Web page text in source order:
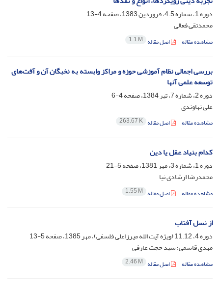
دوره 1، شماره 4.5، فروردین 1383، صفحه
4-13
محمدتقی فعالی
مشاهده مقاله اصل مقاله 1.1 M
بررسی اجمالی نظام آموزشی حوزه و مراکز وابسته به نخبگان آن و آفت‌های
توسعه علمی آنها
دوره 2، شماره 7، تیر 1384، صفحه
4-6
علی نهاوندی
مشاهده مقاله اصل مقاله 263.67 K
کدام بنیاد عقل یا دین
دوره 1، شماره 3، مهر 1381، صفحه
5-21
محمدرضا ارشادی نیا
مشاهده مقاله اصل مقاله 1.55 M
از نسل آفتاب
دوره 4، 11.12 (ویژه آیت الله میرزاعلی فلسفی)، مهر 1385، صفحه
5-13
مهدی قاسمی؛ سید حجت عارفی
مشاهده مقاله اصل مقاله 2.46 M